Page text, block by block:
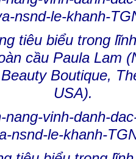
tiêu biểu trong
cầu Paula Lam
Boutique,
USA).